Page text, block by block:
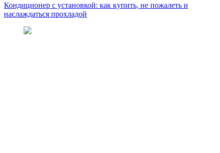
Кондиционер с установкой: как купить, не пожалеть и
наслаждаться прохладой